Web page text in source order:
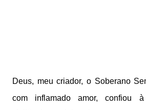
Deus, meu criador, o Soberano
com inflamado amor, confiou